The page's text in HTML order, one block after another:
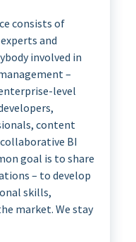
consists of
and
involved in
–
level
content
BI
goal is to share
– to develop
skills,
market. We stay